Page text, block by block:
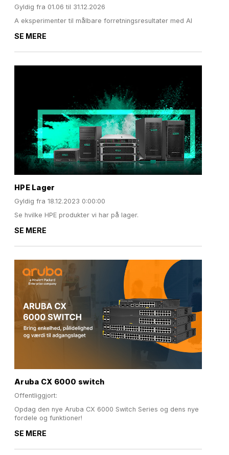
Gyldig fra 01.06 til 31.12.2026
A eksperimenter til målbare forretningsresultater med AI
SE MERE
HPE Lager
Gyldig fra 18.12.2023 0:00:00
Se hvilke HPE produkter vi har på lager.
SE MERE
Aruba CX 6000 switch
Offentliggjort:
Opdag den nye Aruba CX 6000 Switch Series og dens nye
fordele og funktioner!
SE MERE